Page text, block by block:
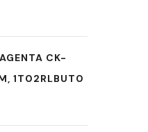
CK-
1T02RLBUT0